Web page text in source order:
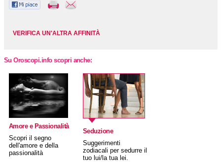
VERIFICA UN'ALTRA AFFINITÀ
Su Oroscopi.info scopri anche:
Amore e Passionalità
Scopri il segno
dell'amore e della
passionalità
Seduzione
Suggerimenti
zodiacali per sedurre il
tuo lui/la tua lei.